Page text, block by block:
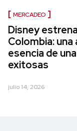
MERCADEO
Disney
Colombia:
esencia de
exitosas
julio 14, 2026